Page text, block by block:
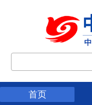
首页